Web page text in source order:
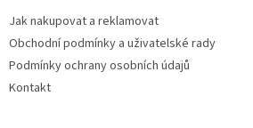
Jak nakupovat a reklamovat
Obchodní podmínky a uživatelské rady
Podmínky ochrany osobních údajů
Kontakt